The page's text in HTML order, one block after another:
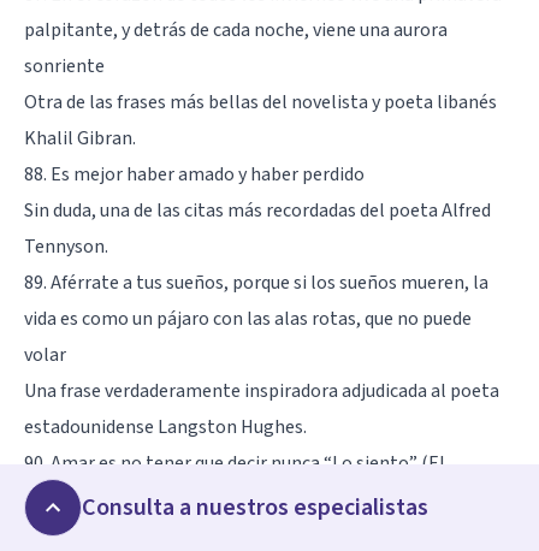
palpitante, y detrás de cada noche, viene una aurora
sonriente
Otra de las frases más bellas del novelista y poeta libanés
Khalil Gibran.
88. Es mejor haber amado y haber perdido
Sin duda, una de las citas más recordadas del poeta Alfred
Tennyson.
89. Aférrate a tus sueños, porque si los sueños mueren, la
vida es como un pájaro con las alas rotas, que no puede
volar
Una frase verdaderamente inspiradora adjudicada al poeta
estadounidense Langston Hughes.
90. Amar es no tener que decir nunca “Lo siento” (El
Principito)
Una de las frases más conocidas de la novela de Saint-
Consulta a nuestros especialistas